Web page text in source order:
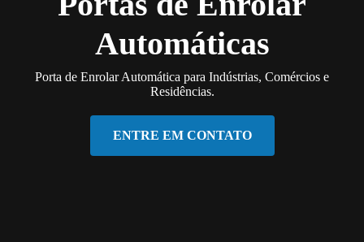
Automáticas
Porta de Enrolar Automática para Indústrias, Comércios e
Residências.
ENTRE EM CONTATO